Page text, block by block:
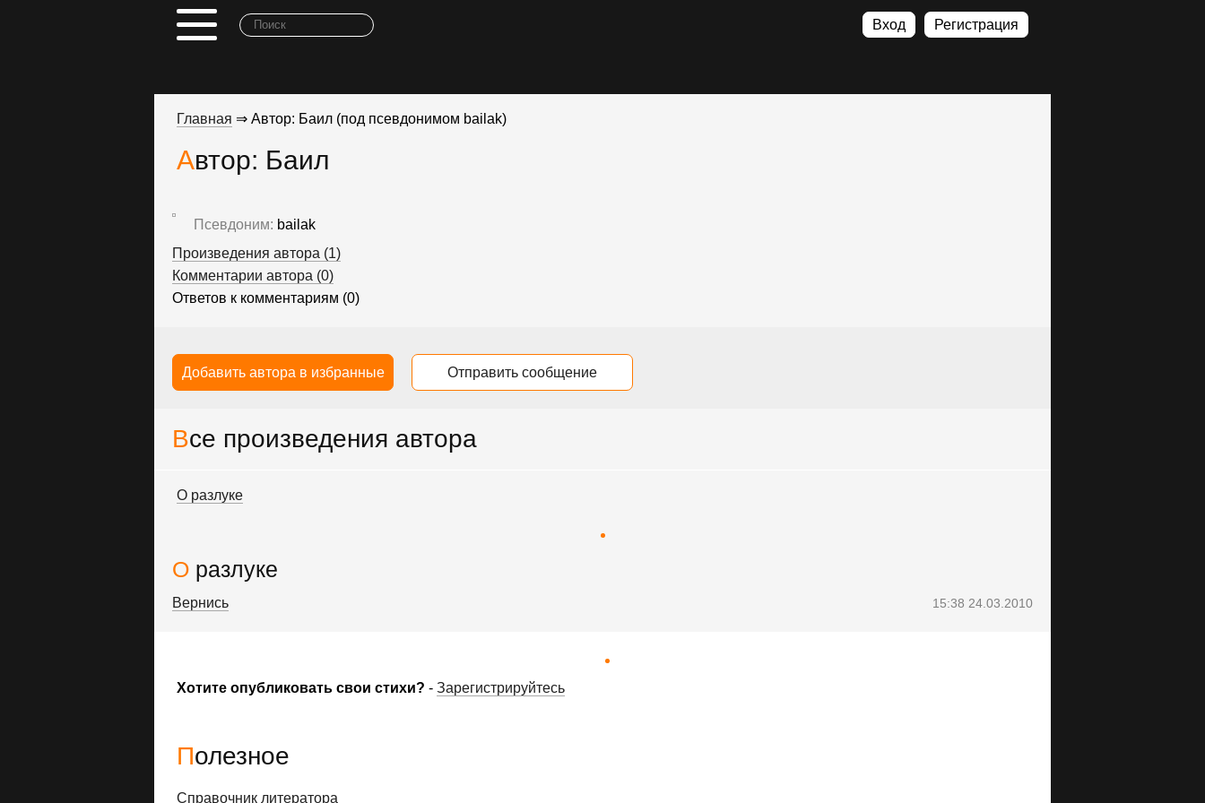
Вход Регистрация
Хотите опубликовать свои стихи? - Зарегистрируйтесь
Главная ⇒ Автор: Баил (под псевдонимом bailak)
Автор: Баил
Псевдоним: bailak
Произведения автора (1)
Комментарии автора (0)
Ответов к комментариям (0)
Добавить автора в избранные Отправить сообщение
Все произведения автора
О разлуке
О разлуке
Вернись 15:38 24.03.2010
Полезное
Справочник литератора